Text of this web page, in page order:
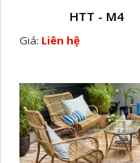
HTT - M4
Giá: Liên hệ